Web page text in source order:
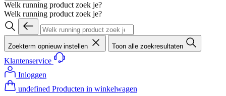
Welk running product zoek je?
Welk running product zoek je?
Zoekterm opnieuw instellen Toon alle zoekresultaten
Klantenservice
Inloggen
undefined Producten in winkelwagen